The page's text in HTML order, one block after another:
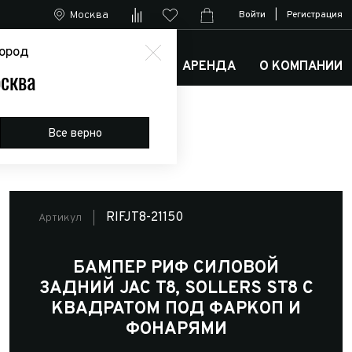
Москва
Все верно
Войти Регистрация
АРЕНДА О КОМПАНИИ
Артикул RIFJT8-21150
БАМПЕР РИФ СИЛОВОЙ
ЗАДНИЙ JAC T8, SOLLERS ST8 С
КВАДРАТОМ ПОД ФАРКОП И
ФОНАРЯМИ